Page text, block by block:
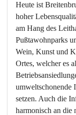
Heute ist
hoher
am Hang des
Pußtawohnparks
Wein, Kunst und
Ortes, welcher es
umweltschonende
setzen. Auch die
harmonisch an die